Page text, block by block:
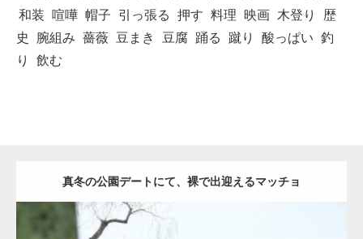
和装
喧嘩 帽子 引っ張る 押す 料理 映画 木登り
歴
史
腕組み 薔薇 豆まき 豆腐 踊る 蹴り 酸っぱい 釣
り
飲む
真冬の公園デートにて、裸で出迎えるマッチョ